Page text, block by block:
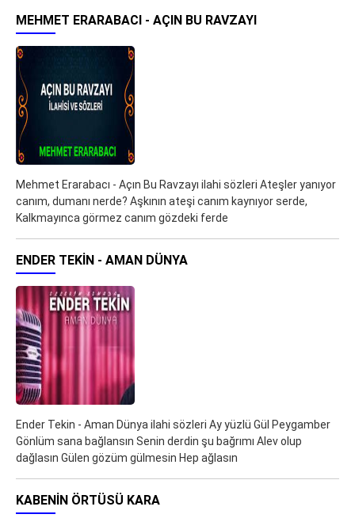
MEHMET ERARABACI - AÇIN BU RAVZAYI
Mehmet Erarabacı - Açın Bu Ravzayı ilahi sözleri Ateşler yanıyor
canım, dumanı nerde? Aşkının ateşi canım kaynıyor serde,
Kalkmayınca görmez canım gözdeki ferde
ENDER TEKIN - AMAN DÜNYA
Ender Tekin - Aman Dünya ilahi sözleri Ay yüzlü Gül Peygamber
Gönlüm sana bağlansın Senin derdin şu bağrımı Alev olup
dağlasın Gülen gözüm gülmesin Hep ağlasın
KABENIN ÖRTÜSÜ KARA